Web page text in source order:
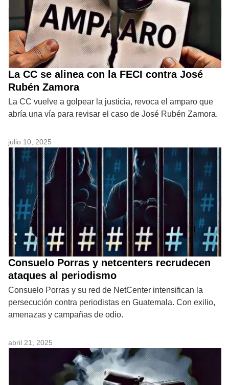
La CC se alinea con la FECI contra José
Rubén Zamora
La CC vuelve a golpear la justicia, revoca el amparo que
abría una vía para revisar el caso de José Rubén Zamora.
julio 10, 2025
Consuelo Porras y netcenters recrudecen
ataques al periodismo
Consuelo Porras y su red de NetCenter intensifican la
persecución contra periodistas en Guatemala. Con exilio,
amenazas y campañas de odio.
abril 21, 2025